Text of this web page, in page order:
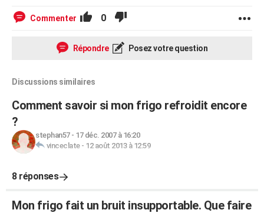
Commenter 0
Répondre Posez votre question
Discussions similaires
Comment savoir si mon frigo refroidit encore
?
stephan57- 17 déc. 2007 à 16:20
vinceclate- 12 août 2013 à 12:59
8 réponses
Mon frigo fait un bruit insupportable. Que faire